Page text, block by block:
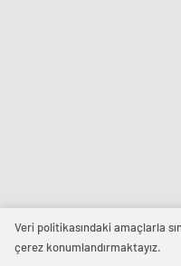
Veri politikasındaki amaçlarla
çerez konumlandırmaktayız.